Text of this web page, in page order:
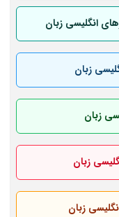
انگلیسی زبان
زبان
زبان
زبان
زبان